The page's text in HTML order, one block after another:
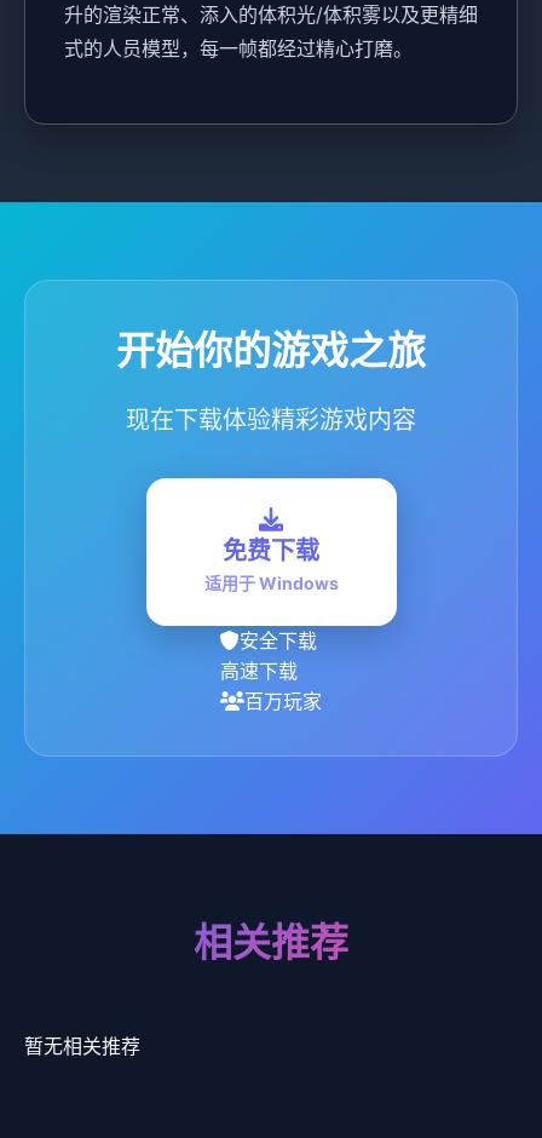
升的渲染正常、添入的体积光/体积雾以及更精细
式的人员模型，每一帧都经过精心打磨。
开始你的游戏之旅
现在下载体验精彩游戏内容
免费下载
适用于 Windows
安全下载
高速下载
百万玩家
相关推荐
暂无相关推荐